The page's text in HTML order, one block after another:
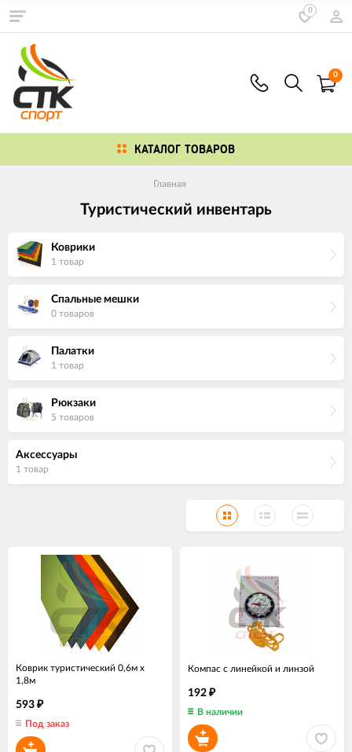
0
0
КАТАЛОГ ТОВАРОВ
Главная
Туристический инвентарь
Коврики
1 товар
Спальные мешки
0 товаров
Палатки
1 товар
Рюкзаки
5 товаров
Аксессуары
1 товар
Коврик туристический 0,6м х
1,8м
593 ₽
Под заказ
Компас с линейкой и линзой
192 ₽
В наличии